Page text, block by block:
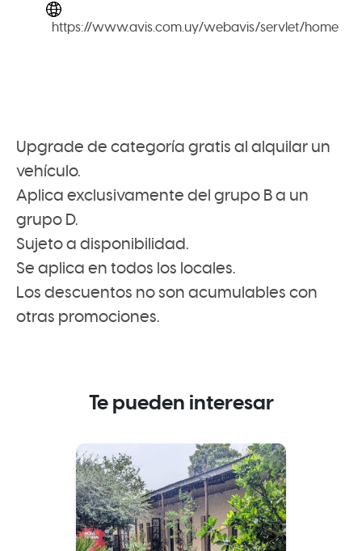
https://www.avis.com.uy/webavis/servlet/home
Upgrade de categoría gratis al alquilar un
vehículo.
Aplica exclusivamente del grupo B a un
grupo D.
Sujeto a disponibilidad.
Se aplica en todos los locales.
Los descuentos no son acumulables con
otras promociones.
Te pueden interesar